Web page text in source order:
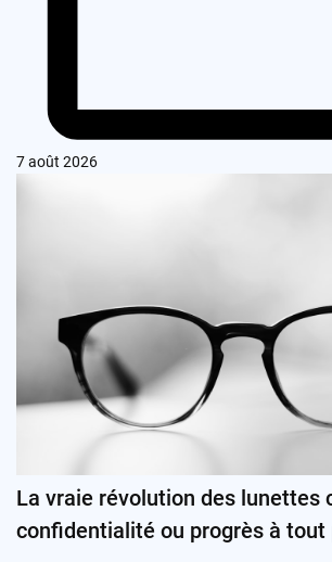
7 août 2026
La vraie révolution des lunettes
confidentialité ou progrès à tout